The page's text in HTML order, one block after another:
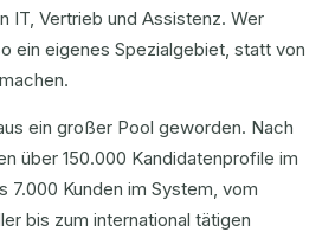
IT, Vertrieb und Assistenz. Wer
ein eigenes Spezialgebiet, statt von
ein großer Pool geworden. Nach
über 150.000 Kandidatenprofile im
7.000 Kunden im System, vom
bis zum international tätigen